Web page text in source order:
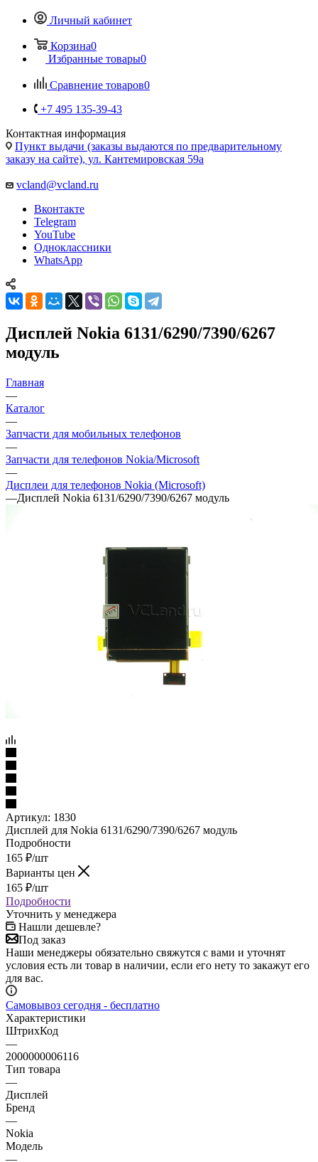
Личный кабинет
Корзина0
Избранные товары0
Сравнение товаров0
+7 495 135-39-43
Контактная информация
Пункт выдачи (заказы выдаются по предварительному
заказу на сайте), ул. Кантемировская 59а
vcland@vcland.ru
Вконтакте
Telegram
YouTube
Одноклассники
WhatsApp
Дисплей Nokia 6131/6290/7390/6267
модуль
Главная
—
Каталог
—
Запчасти для мобильных телефонов
—
Запчасти для телефонов Nokia/Microsoft
—
Дисплеи для телефонов Nokia (Microsoft)
—Дисплей Nokia 6131/6290/7390/6267 модуль
Артикул: 1830
Дисплей для Nokia 6131/6290/7390/6267 модуль
Подробности
165 ₽/шт
Варианты цен
165 ₽/шт
Подробности
Уточнить у менеджера
Нашли дешевле?
Под заказ
Наши менеджеры обязательно свяжутся с вами и уточнят
условия есть ли товар в наличии, если его нету то закажут его
для вас.
Самовывоз сегодня - бесплатно
Характеристики
ШтрихКод
—
2000000006116
Тип товара
—
Дисплей
Бренд
—
Nokia
Модель
—